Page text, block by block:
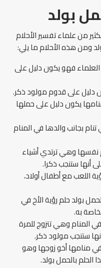
بولد
من علماء تفسير الأحلام
ومن هذه الأحلام ما يلي:
العلماء فهو يكون دليل على
دليل على قدوم مولود ذكر.
يكون دليل على حملها
بجانب والدها في المنام
نفسها وهي ترتدي أشياء
أنها ستنجب ذكرا.
اللعب مع أطفال أولاد،
بولد حلم رؤية الأخ في
به.
المنام وهي تتزوج للمرة
ستنجب مولود ذكر.
في منامها أخو زوجها وهو
بالحمل بولد.